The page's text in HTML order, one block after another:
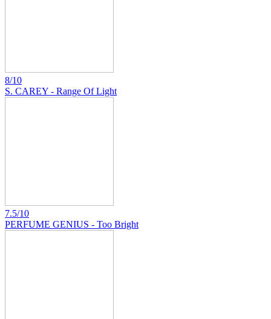
8/10
S. CAREY - Range Of Light
7.5/10
PERFUME GENIUS - Too Bright